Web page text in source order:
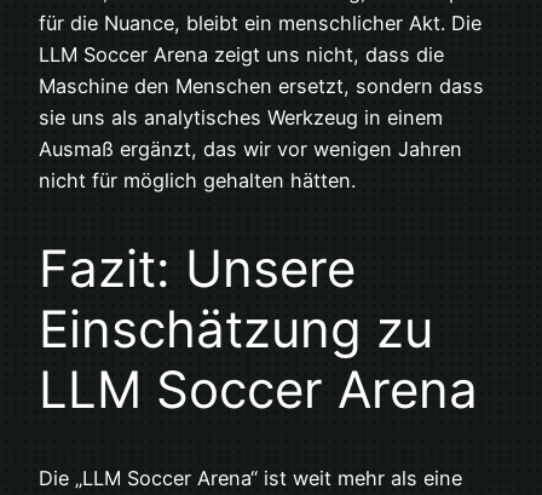
für die Nuance, bleibt ein menschlicher Akt. Die
LLM Soccer Arena zeigt uns nicht, dass die
Maschine den Menschen ersetzt, sondern dass
sie uns als analytisches Werkzeug in einem
Ausmaß ergänzt, das wir vor wenigen Jahren
nicht für möglich gehalten hätten.
Fazit: Unsere
Einschätzung zu
LLM Soccer Arena
Die „LLM Soccer Arena“ ist weit mehr als eine